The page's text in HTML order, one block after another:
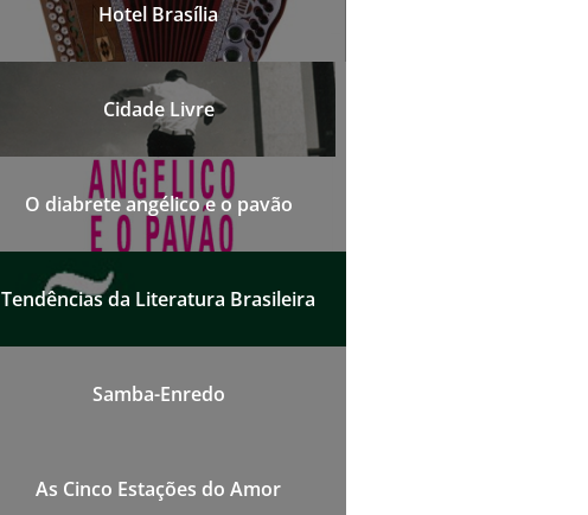
Hotel Brasília
Cidade Livre
O diabrete angélico e o pavão
Tendências da Literatura Brasileira
Samba-Enredo
As Cinco Estações do Amor